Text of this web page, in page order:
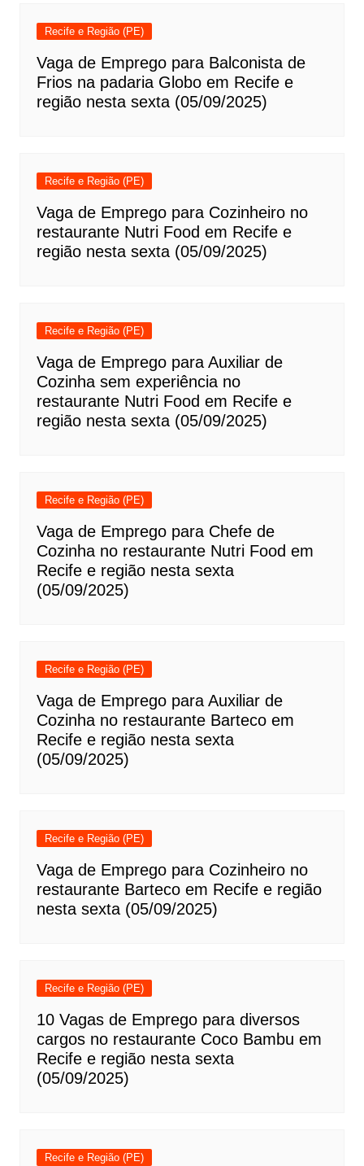
Recife e Região (PE)
Vaga de Emprego para Balconista de
Frios na padaria Globo em Recife e
região nesta sexta (05/09/2025)
Recife e Região (PE)
Vaga de Emprego para Cozinheiro no
restaurante Nutri Food em Recife e
região nesta sexta (05/09/2025)
Recife e Região (PE)
Vaga de Emprego para Auxiliar de
Cozinha sem experiência no
restaurante Nutri Food em Recife e
região nesta sexta (05/09/2025)
Recife e Região (PE)
Vaga de Emprego para Chefe de
Cozinha no restaurante Nutri Food em
Recife e região nesta sexta
(05/09/2025)
Recife e Região (PE)
Vaga de Emprego para Auxiliar de
Cozinha no restaurante Barteco em
Recife e região nesta sexta
(05/09/2025)
Recife e Região (PE)
Vaga de Emprego para Cozinheiro no
restaurante Barteco em Recife e região
nesta sexta (05/09/2025)
Recife e Região (PE)
10 Vagas de Emprego para diversos
cargos no restaurante Coco Bambu em
Recife e região nesta sexta
(05/09/2025)
Recife e Região (PE)